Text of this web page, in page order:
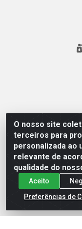
O nosso site
terceiros para
personalizada ao
relevante de
qualidade do
Aceito
Preferências de